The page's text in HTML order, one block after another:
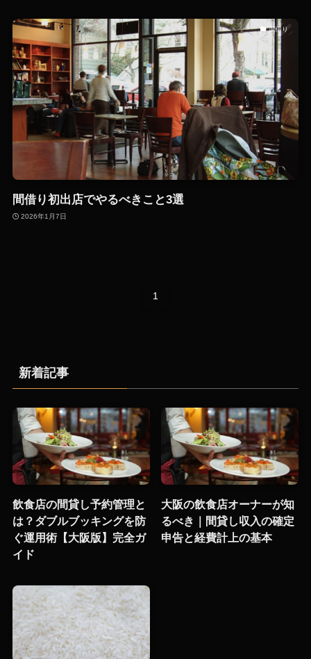
間借り
間借り初出店でやるべきこと3選
2026年1月7日
1
新着記事
飲食店の間貸し予約管理と
は？ダブルブッキングを防
ぐ運用術【大阪版】完全ガ
イド
大阪の飲食店オーナーが知
るべき｜間貸し収入の確定
申告と経費計上の基本